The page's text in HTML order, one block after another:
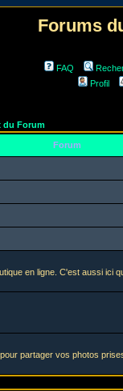
Forums
FAQ
Profil
du Forum
Forum
en ligne. C'est aussi ici
partager vos photos